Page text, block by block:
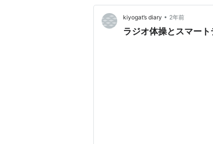
kiyogat’s diary • 2年前
ラジオ体操とスマー